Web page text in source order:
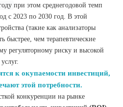
при этом среднегодовой темп
с 2023 по 2030 год. В этой
(такие как анализаторы
быстрее, чем терапевтические
регуляторному риску и высокой
к окупаемости инвестиций,
этой потребности.
конкуренции на рынке